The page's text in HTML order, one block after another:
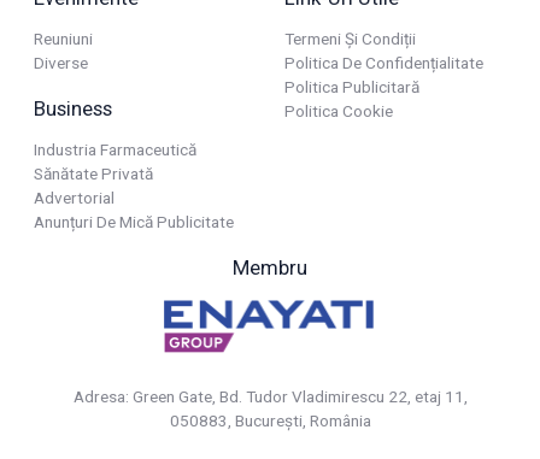
Reuniuni
Diverse
Business
Industria Farmaceutică
Sănătate Privată
Advertorial
Anunțuri De Mică Publicitate
Termeni Și Condiții
Politica De Confidențialitate
Politica Publicitară
Politica Cookie
Membru
Adresa: Green Gate, Bd. Tudor Vladimirescu 22, etaj 11,
050883, Bucureşti, România